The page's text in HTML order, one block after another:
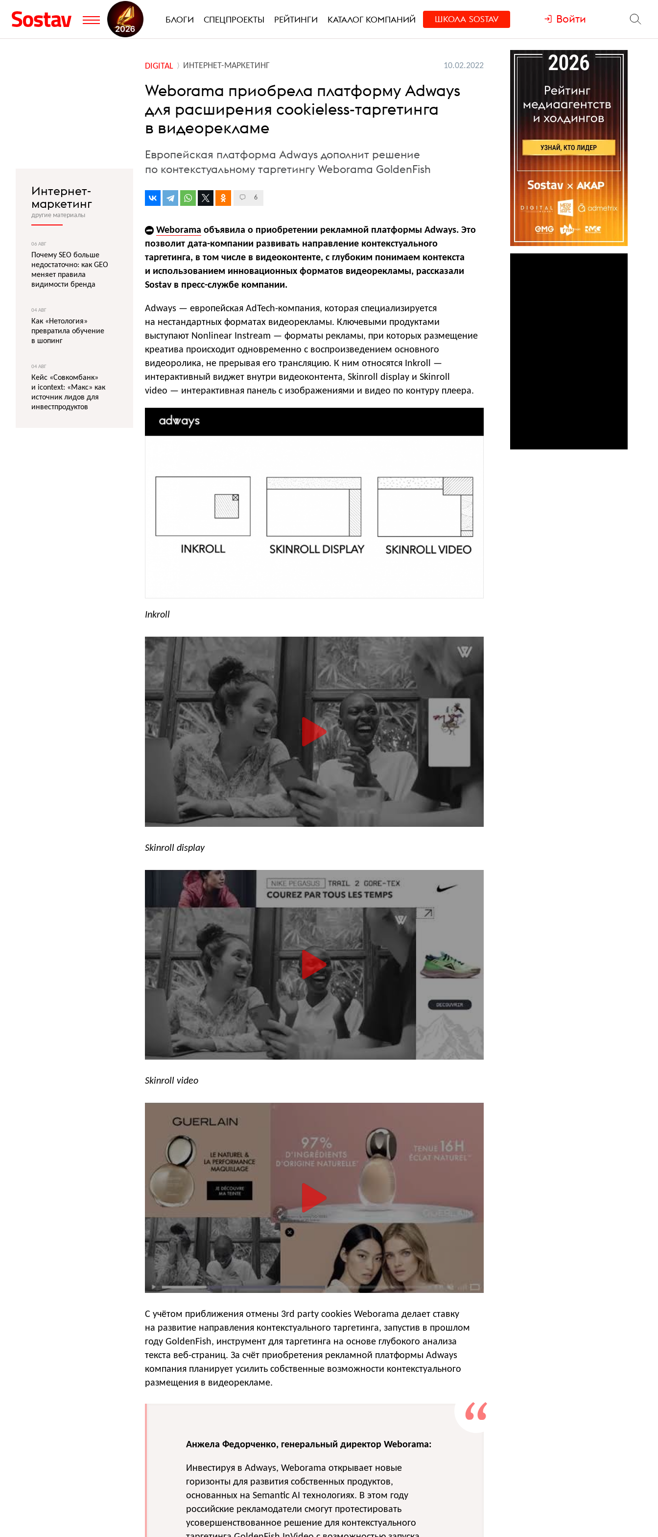
БЛОГИ СПЕЦПРОЕКТЫ РЕЙТИНГИ КАТАЛОГ КОМПАНИЙ ШКОЛА SOSTAV Войти
DIGITAL ИНТЕРНЕТ-МАРКЕТИНГ 10.02.2022
Weborama приобрела платформу Adways
для расширения сookieless-таргетинга
в видеорекламе
Европейская платформа Adways дополнит решение
по контекстуальному таргетингу Weborama GoldenFish
6
Weborama объявила о приобретении рекламной платформы Adways. Это
позволит дата-компании развивать направление контекстуального
таргетинга, в том числе в видеоконтенте, с глубоким понимаем контекста
и использованием инновационных форматов видеорекламы, рассказали
Sostav в пресс-службе компании.
Adways — европейская AdTech-компания, которая специализируется
на нестандартных форматах видеорекламы. Ключевыми продуктами
выступают Nonlinear Instream — форматы рекламы, при которых размещение
креатива происходит одновременно с воспроизведением основного
видеоролика, не прерывая его трансляцию. К ним относятся Inkroll —
интерактивный виджет внутри видеоконтента, Skinroll display и Skinroll
video — интерактивная панель с изображениями и видео по контуру плеера.
Inkroll
Skinroll display
Skinroll video
C учётом приближения отмены 3rd party cookies Weborama делает ставку
на развитие направления контекстуального таргетинга, запустив в прошлом
году GoldenFish, инструмент для таргетинга на основе глубокого анализа
текста веб-страниц. За счёт приобретения рекламной платформы Adways
компания планирует усилить собственные возможности контекстуального
размещения в видеорекламе.
Анжела Федорченко, генеральный директор Weborama:
Инвестируя в Adways, Weborama открывает новые
горизонты для развития собственных продуктов,
основанных на Semantic AI технологиях. В этом году
российские рекламодатели смогут протестировать
усовершенствованное решение для контекстуального
Интернет-
маркетинг
другие материалы
06 АВГ
Почему SEO больше
недостаточно: как GEO
меняет правила
видимости бренда
04 АВГ
Как «Нетология»
превратила обучение
в шопинг
04 АВГ
Кейс «Совкомбанк»
и icontext: «Макс» как
источник лидов для
инвестпродуктов